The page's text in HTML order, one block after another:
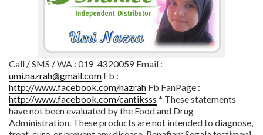
Call / SMS / WA : 019-4320059 Email :
umi.nazrah@gmail.com Fb :
http://www.facebook.com/nazrah Fb FanPage :
http://www.facebook.com/cantiksss * These statements
have not been evaluated by the Food and Drug
Administration. These products are not intended to diagnose,